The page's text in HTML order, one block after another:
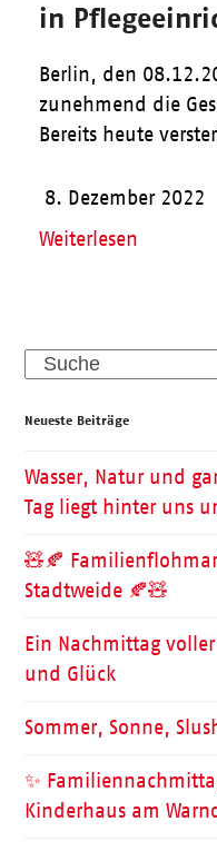
in
Berlin, den
zunehmend die
Bereits heute
8. Dezember 2022
Weiterlesen
Search
Neueste Beiträge
Wasser, Natur und
Tag liegt hinter uns
🧸🍂
Stadtweide 🍂🧸
Ein Nachmittag
und Glück
Sommer, Sonne,
✨
Kinderhaus am